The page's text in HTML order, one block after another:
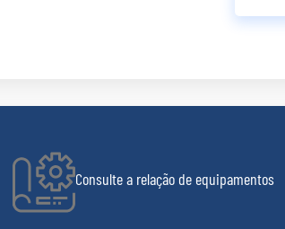
Consulte a relação de equipamentos